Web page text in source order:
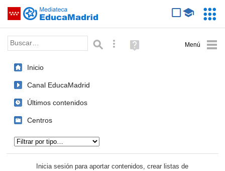
Saltar navegación
Palabra o frase: Búsqueda avanzada
Ayuda
(en
Inicio
Canal EducaMadrid
Últimos contenidos
Centros
Inicia sesión para aportar contenidos, crear listas de